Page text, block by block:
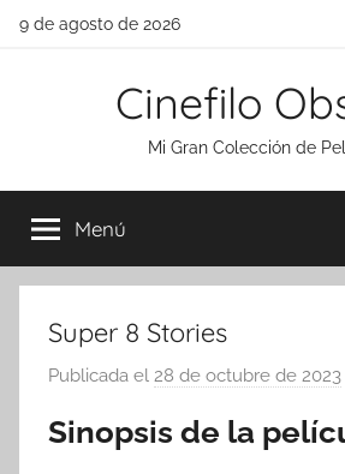
Saltar
9 de agosto de 2026
Cinefilo
Mi Gran Colección de
Menú
Super 8 Stories
Publicada el 28 de octubre de 2023
Sinopsis de la